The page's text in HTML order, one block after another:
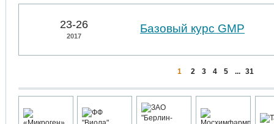
23-26
2017
Базовый курс GMP
1 2 3 4 5 ... 31